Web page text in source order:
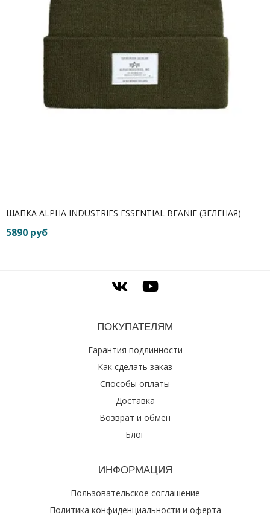
ШАПКА ALPHA INDUSTRIES ESSENTIAL BEANIE (ЗЕЛЕНАЯ)
5890 руб
ПОКУПАТЕЛЯМ
Гарантия подлинности
Как сделать заказ
Способы оплаты
Доставка
Возврат и обмен
Блог
ИНФОРМАЦИЯ
Пользовательское соглашение
Политика конфиденциальности и оферта